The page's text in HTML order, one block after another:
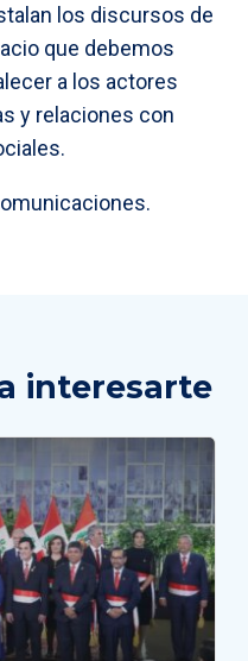
los discursos de
que debemos
a los actores
y relaciones con
interesarte